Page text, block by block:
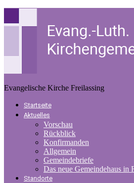
Evangelische Kirche Freilassing
Startseite
Aktuelles
Vorschau
Rückblick
Konfirmanden
Allgemein
Gemeindebriefe
Das neue Gemeindehaus in
Standorte